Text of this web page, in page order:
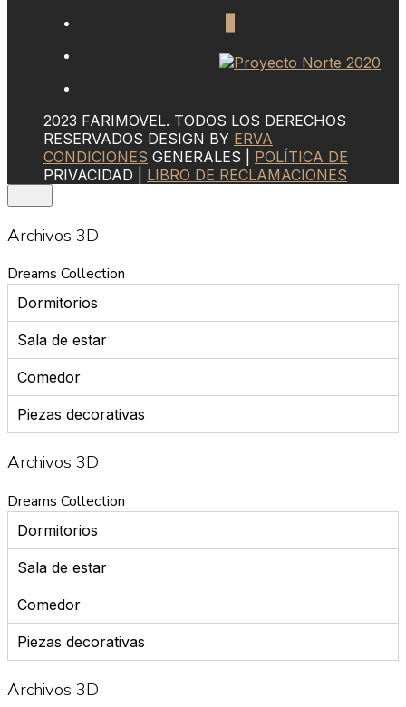
2023 FARIMOVEL. TODOS LOS DERECHOS
RESERVADOS DESIGN BY ERVA
CONDICIONES GENERALES | POLÍTICA DE
PRIVACIDAD | LIBRO DE RECLAMACIONES
Archivos 3D
Dreams Collection
Dormitorios
Sala de estar
Comedor
Piezas decorativas
Archivos 3D
Dreams Collection
Dormitorios
Sala de estar
Comedor
Piezas decorativas
Archivos 3D